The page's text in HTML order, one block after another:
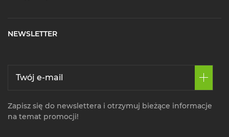
NEWSLETTER
Zapisz się do newslettera i otrzymuj bieżące informacje
na temat promocji!